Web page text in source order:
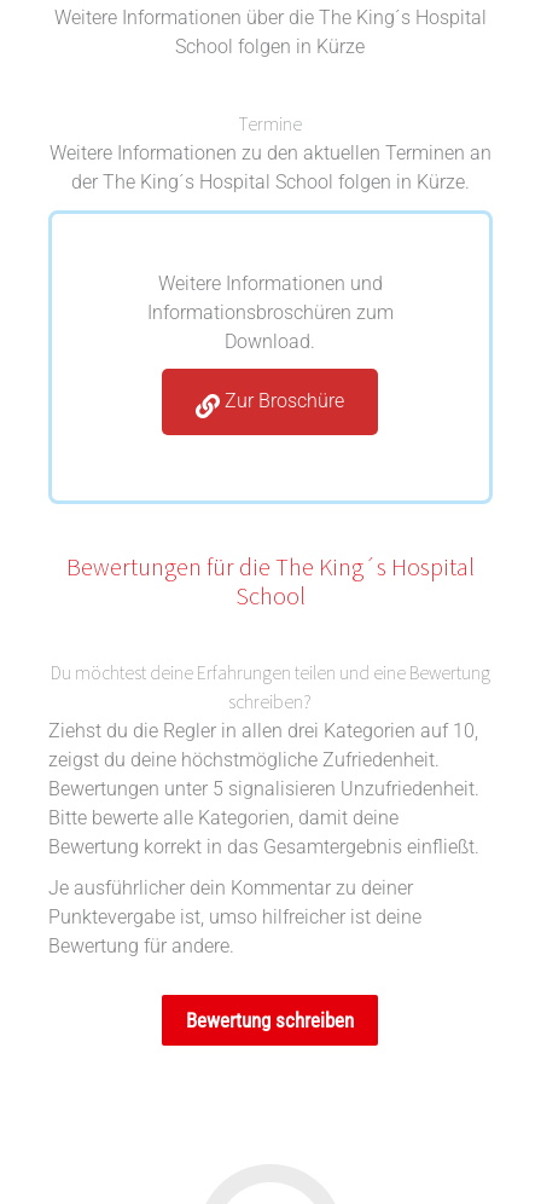
Weitere Informationen über die The King´s Hospital
School folgen in Kürze
Termine
Weitere Informationen zu den aktuellen Terminen an
der The King´s Hospital School folgen in Kürze.
Weitere Informationen und
Informationsbroschüren zum
Download.
Zur Broschüre
Bewertungen für die The King´s Hospital
School
Du möchtest deine Erfahrungen teilen und eine Bewertung
schreiben?
Ziehst du die Regler in allen drei Kategorien auf 10,
zeigst du deine höchstmögliche Zufriedenheit.
Bewertungen unter 5 signalisieren Unzufriedenheit.
Bitte bewerte alle Kategorien, damit deine
Bewertung korrekt in das Gesamtergebnis einfließt.
Je ausführlicher dein Kommentar zu deiner
Punktevergabe ist, umso hilfreicher ist deine
Bewertung für andere.
Bewertung schreiben